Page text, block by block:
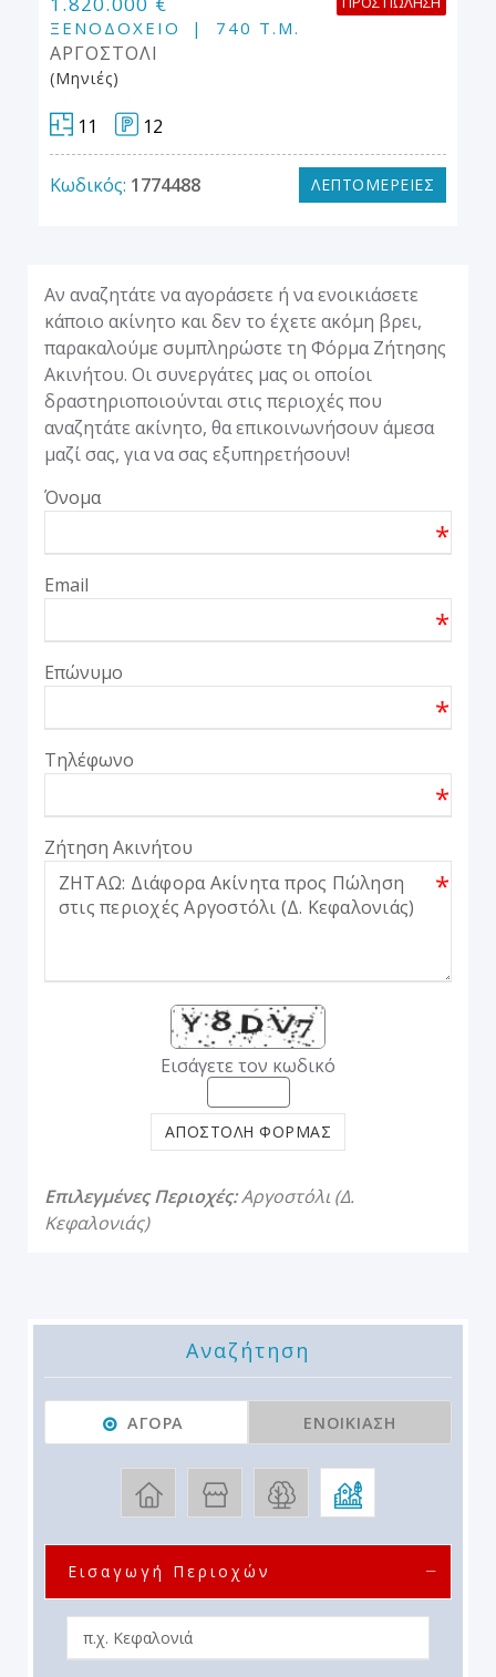
ΞΕΝΟΔΟΧΕΊΟ 740 Τ.Μ.
ΑΡΓΟΣΤΟΛΙ
(Μηνιές)
11 12
Κωδικός: 1774488 ΛΕΠΤΟΜΕΡΕΙΕΣ
Αν αναζητάτε να αγοράσετε ή να ενοικιάσετε
κάποιο ακίνητο και δεν το έχετε ακόμη βρει,
παρακαλούμε συμπληρώστε τη Φόρμα Ζήτησης
Ακινήτου. Οι συνεργάτες μας οι οποίοι
δραστηριοποιούνται στις περιοχές που
αναζητάτε ακίνητο, θα επικοινωνήσουν άμεσα
μαζί σας, για να σας εξυπηρετήσουν!
Όνομα
*
Email
*
Επώνυμο
*
Τηλέφωνο
*
Ζήτηση Ακινήτου
*
Εισάγετε τον κωδικό
ΑΠΟΣΤΟΛΗ ΦΟΡΜΑΣ
Επιλεγμένες Περιοχές:Αργοστόλι (Δ.
Κεφαλονιάς)
Αναζήτηση
ΑΓΟΡΆ ΕΝΟΙΚΊΑΣΗ
Εισαγωγή Περιοχών